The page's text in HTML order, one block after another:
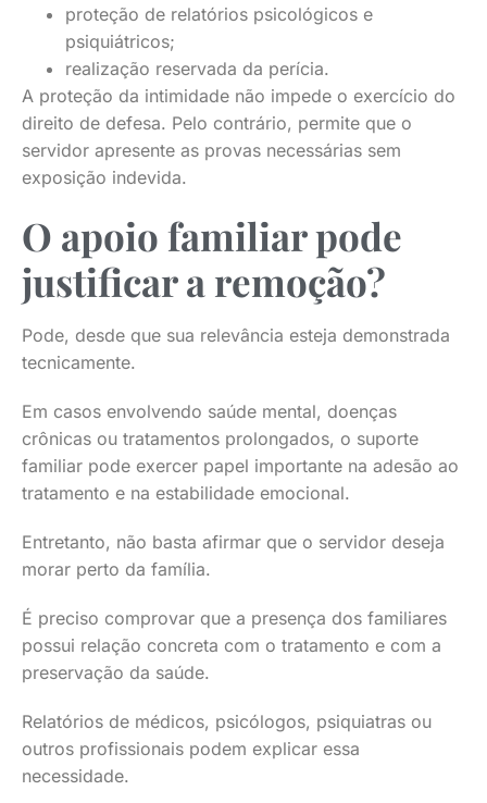
proteção de relatórios psicológicos e
psiquiátricos;
realização reservada da perícia.
A proteção da intimidade não impede o exercício do
direito de defesa. Pelo contrário, permite que o
servidor apresente as provas necessárias sem
exposição indevida.
O apoio familiar pode
justificar a remoção?
Pode, desde que sua relevância esteja demonstrada
tecnicamente.
Em casos envolvendo saúde mental, doenças
crônicas ou tratamentos prolongados, o suporte
familiar pode exercer papel importante na adesão ao
tratamento e na estabilidade emocional.
Entretanto, não basta afirmar que o servidor deseja
morar perto da família.
É preciso comprovar que a presença dos familiares
possui relação concreta com o tratamento e com a
preservação da saúde.
Relatórios de médicos, psicólogos, psiquiatras ou
outros profissionais podem explicar essa
necessidade.